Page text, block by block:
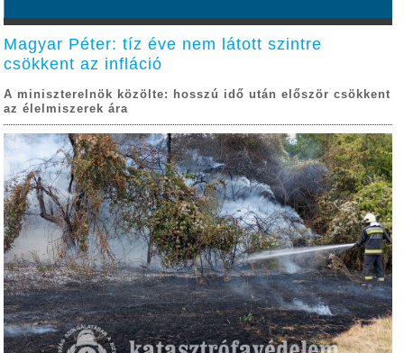
Magyar Péter: tíz éve nem látott szintre
csökkent az infláció
A miniszterelnök közölte: hosszú idő után először csökkent
az élelmiszerek ára